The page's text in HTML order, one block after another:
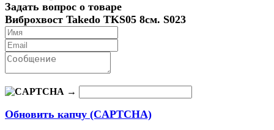
Задать вопрос о товаре
Виброхвост Takedo TKS05 8см. S023
→
Обновить капчу (CAPTCHA)